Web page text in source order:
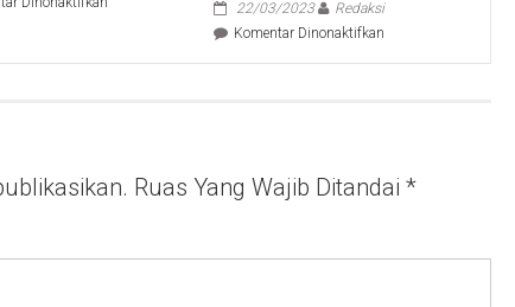
Virus
Muspika
Tutup
22/03/2023
Redaksi
Komentar Dinonaktifkanpada
RESES
Ruas Yang Wajib Ditandai *